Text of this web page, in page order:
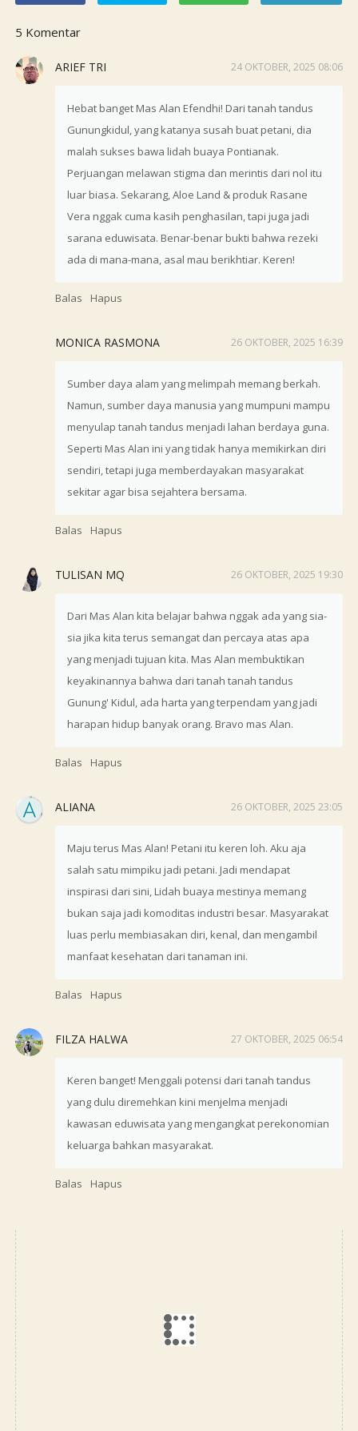
5 Komentar
ARIEF TRI 24 OKTOBER, 2025 08:06
Hebat banget Mas Alan Efendhi! Dari tanah tandus
Gunungkidul, yang katanya susah buat petani, dia
malah sukses bawa lidah buaya Pontianak.
Perjuangan melawan stigma dan merintis dari nol itu
luar biasa. Sekarang, Aloe Land & produk Rasane
Vera nggak cuma kasih penghasilan, tapi juga jadi
sarana eduwisata. Benar-benar bukti bahwa rezeki
ada di mana-mana, asal mau berikhtiar. Keren!
Balas Hapus
MONICA RASMONA 26 OKTOBER, 2025 16:39
Sumber daya alam yang melimpah memang berkah.
Namun, sumber daya manusia yang mumpuni mampu
menyulap tanah tandus menjadi lahan berdaya guna.
Seperti Mas Alan ini yang tidak hanya memikirkan diri
sendiri, tetapi juga memberdayakan masyarakat
sekitar agar bisa sejahtera bersama.
Balas Hapus
TULISAN MQ 26 OKTOBER, 2025 19:30
Dari Mas Alan kita belajar bahwa nggak ada yang sia-
sia jika kita terus semangat dan percaya atas apa
yang menjadi tujuan kita. Mas Alan membuktikan
keyakinannya bahwa dari tanah tanah tandus
Gunung' Kidul, ada harta yang terpendam yang jadi
harapan hidup banyak orang. Bravo mas Alan.
Balas Hapus
ALIANA 26 OKTOBER, 2025 23:05
Maju terus Mas Alan! Petani itu keren loh. Aku aja
salah satu mimpiku jadi petani. Jadi mendapat
inspirasi dari sini, Lidah buaya mestinya memang
bukan saja jadi komoditas industri besar. Masyarakat
luas perlu membiasakan diri, kenal, dan mengambil
manfaat kesehatan dari tanaman ini.
Balas Hapus
FILZA HALWA 27 OKTOBER, 2025 06:54
Keren banget! Menggali potensi dari tanah tandus
yang dulu diremehkan kini menjelma menjadi
kawasan eduwisata yang mengangkat perekonomian
keluarga bahkan masyarakat.
Balas Hapus